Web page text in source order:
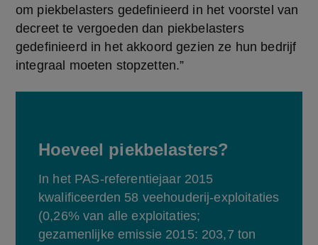
om piekbelasters gedefinieerd in het voorstel van
decreet te vergoeden dan piekbelasters
gedefinieerd in het akkoord gezien ze hun bedrijf
integraal moeten stopzetten.”
Hoeveel piekbelasters?
In het PAS-referentiejaar 2015
kwalificeerden 58 veehouderij-exploitaties
(0,26% van alle exploitaties;
gezamenlijke emissie 2015: 203,7 ton